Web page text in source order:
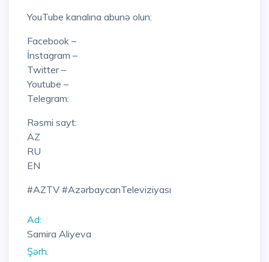
YouTube kanalına abunə olun:
Facebook –
İnstagram –
Twitter –
Youtube –
Telegram:
Rəsmi sayt:
AZ
RU
EN
#AZTV #AzərbaycanTeleviziyası
Ad:
Samira Aliyeva
Şərh: